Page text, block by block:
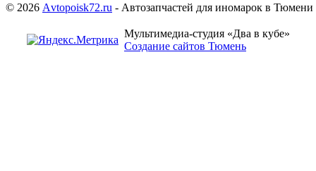
© 2026 Аvtopoisk72.ru - Автозапчастей для иномарок в Тюмени
Мультимедиа-студия «Два в кубе»
Создание сайтов Тюмень